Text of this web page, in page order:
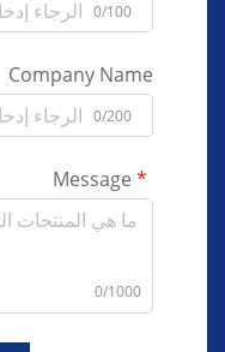
0/100
Company Name
0/200
0/1000